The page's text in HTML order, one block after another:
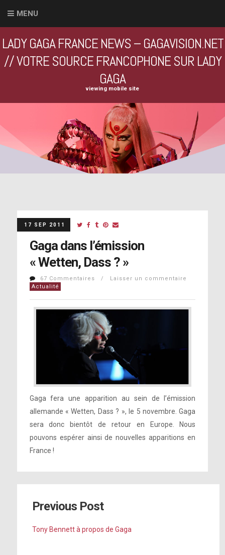
MENU
LADY GAGA FRANCE NEWS – GAGAVISION.NET
// VOTRE SOURCE FRANCOPHONE SUR LADY
GAGA
viewing mobile site
17 SEP 2011
Gaga dans l’émission
« Wetten, Dass ? »
67 Commentaires / Laisser un commentaire
Actualité
Gaga fera une apparition au sein de l’émission
allemande « Wetten, Dass ? », le 5 novembre. Gaga
sera donc bientôt de retour en Europe. Nous
pouvons espérer ainsi de nouvelles apparitions en
France !
Previous Post
Tony Bennett à propos de Gaga